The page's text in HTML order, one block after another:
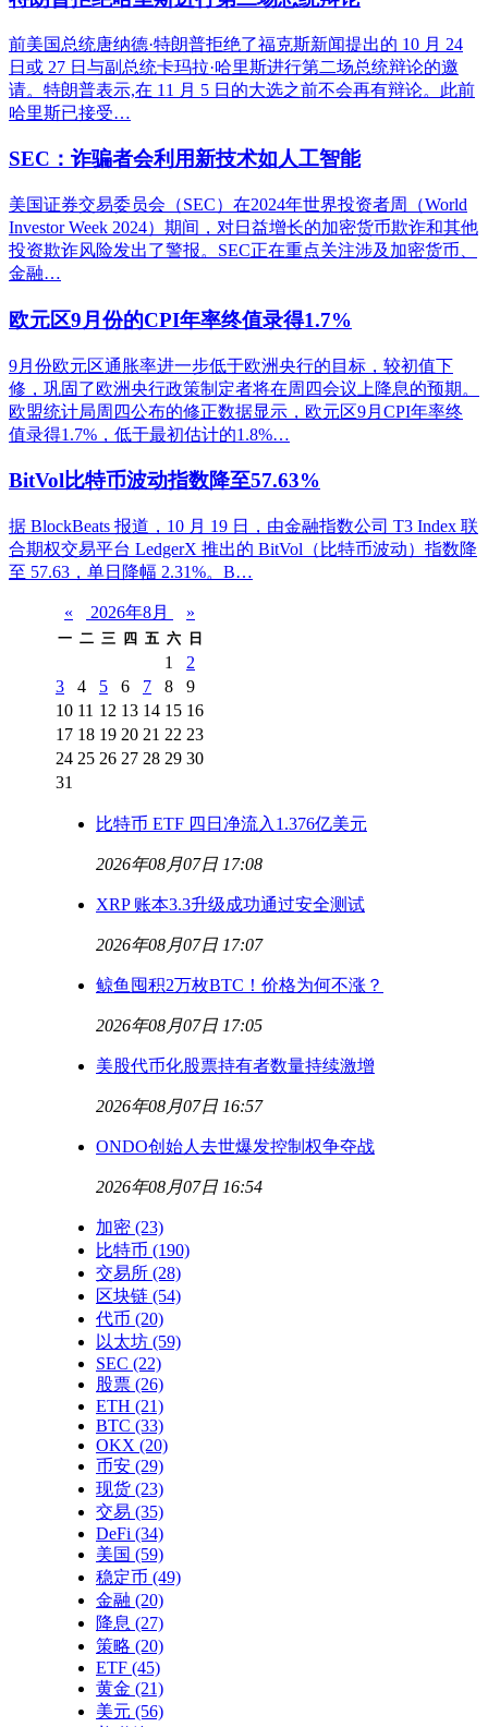
前美国总统唐纳德·特朗普拒绝了福克斯新闻提出的 10 月 24
日或 27 日与副总统卡玛拉·哈里斯进行第二场总统辩论的邀
请。特朗普表示,在 11 月 5 日的大选之前不会再有辩论。此前
哈里斯已接受…
SEC：诈骗者会利用新技术如人工智能
美国证券交易委员会（SEC）在2024年世界投资者周（World
Investor Week 2024）期间，对日益增长的加密货币欺诈和其他
投资欺诈风险发出了警报。SEC正在重点关注涉及加密货币、
金融…
欧元区9月份的CPI年率终值录得1.7%
9月份欧元区通胀率进一步低于欧洲央行的目标，较初值下
修，巩固了欧洲央行政策制定者将在周四会议上降息的预期。
欧盟统计局周四公布的修正数据显示，欧元区9月CPI年率终
值录得1.7%，低于最初估计的1.8%…
BitVol比特币波动指数降至57.63%
据 BlockBeats 报道，10 月 19 日，由金融指数公司 T3 Index 联
合期权交易平台 LedgerX 推出的 BitVol（比特币波动）指数降
至 57.63，单日降幅 2.31%。B…
« 2026年8月 »
一 二 三 四 五 六 日
1
2
3
4 5 6 7 8
9
10 11 12 13 14 15 16
17 18 19 20 21 22 23
24 25 26 27 28 29 30
31
比特币 ETF 四日净流入1.376亿美元
2026年08月07日 17:08
XRP 账本3.3升级成功通过安全测试
2026年08月07日 17:07
鲸鱼囤积2万枚BTC！价格为何不涨？
2026年08月07日 17:05
美股代币化股票持有者数量持续激增
2026年08月07日 16:57
ONDO创始人去世爆发控制权争夺战
2026年08月07日 16:54
加密 (23)
比特币 (190)
交易所 (28)
区块链 (54)
代币 (20)
以太坊 (59)
SEC (22)
股票 (26)
ETH (21)
BTC (33)
OKX (20)
币安 (29)
现货 (23)
交易 (35)
DeFi (34)
美国 (59)
稳定币 (49)
金融 (20)
降息 (27)
策略 (20)
ETF (45)
黄金 (21)
美元 (56)